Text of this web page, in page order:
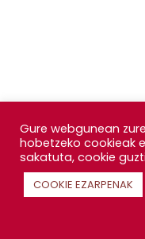
Gure webgunean
hobetzeko cookieak
sakatuta, cookie
COOKIE EZARPENAK